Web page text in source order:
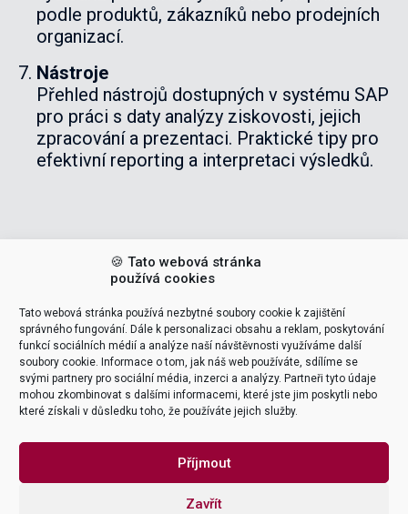
🍪 Tato webová stránka
používá cookies
Tato webová stránka používá nezbytné soubory cookie k zajištění
správného fungování. Dále k personalizaci obsahu a reklam, poskytování
funkcí sociálních médií a analýze naší návštěvnosti využíváme další
soubory cookie. Informace o tom, jak náš web používáte, sdílíme se
svými partnery pro sociální média, inzerci a analýzy. Partneři tyto údaje
mohou zkombinovat s dalšími informacemi, které jste jim poskytli nebo
které získali v důsledku toho, že používáte jejich služby.
Příjmout
Zavřít
podle produktů, zákazníků nebo prodejních
organizací.
Nástroje
Přehled nástrojů dostupných v systému SAP
pro práci s daty analýzy ziskovosti, jejich
zpracování a prezentaci. Praktické tipy pro
efektivní reporting a interpretaci výsledků.
Tomáš Pohanka
support & delivery
